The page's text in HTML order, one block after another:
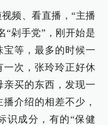
频、看直播，“主播
“剁手党”，刚开始是
等，最多的时候一
一次，张玲玲正好休
买的东西，发现一
介绍的相差不少，
识成分，有的“保健